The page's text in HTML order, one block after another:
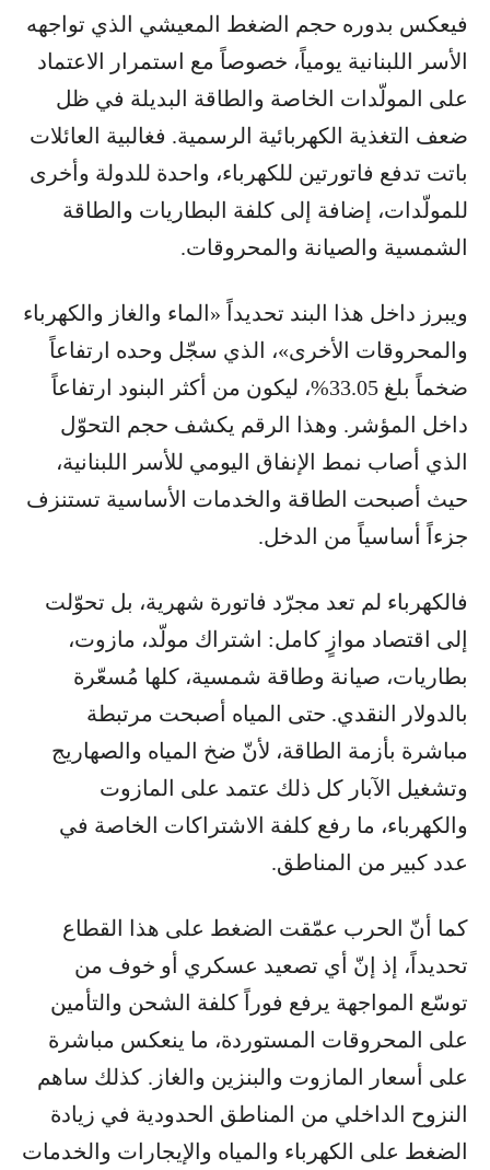
فيعكس بدوره حجم الضغط المعيشي الذي تواجهه
الأسر اللبنانية يومياً، خصوصاً مع استمرار الاعتماد
على المولّدات الخاصة والطاقة البديلة في ظل
ضعف التغذية الكهربائية الرسمية. فغالبية العائلات
باتت تدفع فاتورتين للكهرباء، واحدة للدولة وأخرى
للمولّدات، إضافة إلى كلفة البطاريات والطاقة
الشمسية والصيانة والمحروقات.
ويبرز داخل هذا البند تحديداً «الماء والغاز والكهرباء
والمحروقات الأخرى»، الذي سجّل وحده ارتفاعاً
ضخماً بلغ 33.05%، ليكون من أكثر البنود ارتفاعاً
داخل المؤشر. وهذا الرقم يكشف حجم التحوّل
الذي أصاب نمط الإنفاق اليومي للأسر اللبنانية،
حيث أصبحت الطاقة والخدمات الأساسية تستنزف
جزءاً أساسياً من الدخل.
فالكهرباء لم تعد مجرّد فاتورة شهرية، بل تحوّلت
إلى اقتصاد موازٍ كامل: اشتراك مولّد، مازوت،
بطاريات، صيانة وطاقة شمسية، كلها مُسعّرة
بالدولار النقدي. حتى المياه أصبحت مرتبطة
مباشرة بأزمة الطاقة، لأنّ ضخ المياه والصهاريج
وتشغيل الآبار كل ذلك عتمد على المازوت
والكهرباء، ما رفع كلفة الاشتراكات الخاصة في
عدد كبير من المناطق.
كما أنّ الحرب عمّقت الضغط على هذا القطاع
تحديداً، إذ إنّ أي تصعيد عسكري أو خوف من
توسّع المواجهة يرفع فوراً كلفة الشحن والتأمين
على المحروقات المستوردة، ما ينعكس مباشرة
على أسعار المازوت والبنزين والغاز. كذلك ساهم
النزوح الداخلي من المناطق الحدودية في زيادة
الضغط على الكهرباء والمياه والإيجارات والخدمات